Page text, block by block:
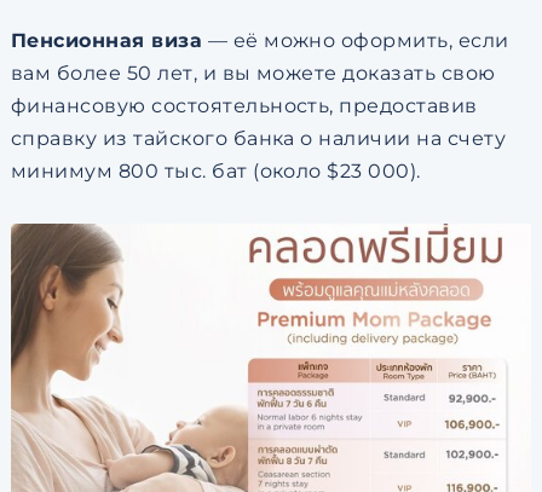
Пенсионная виза — её можно оформить, если
вам более 50 лет, и вы можете доказать свою
финансовую состоятельность, предоставив
справку из тайского банка о наличии на счету
минимум 800 тыс. бат (около $23 000).